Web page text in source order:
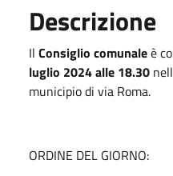
Descrizione
Il Consiglio comunaleè
luglio 2024 alle 18.30
municipio di via Roma.
ORDINE DEL GIORNO: